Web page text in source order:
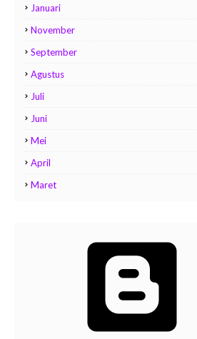
Januari
November
September
Agustus
Juli
Juni
Mei
April
Maret